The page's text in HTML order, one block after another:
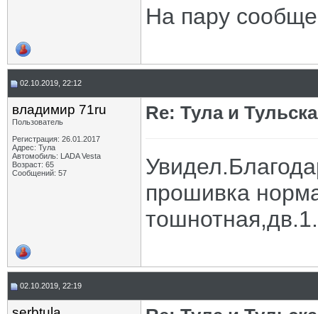
На пару
02.10.2019, 22:12
владимир 71ru
Пользователь
Регистрация: 26.01.2017
Адрес: Тула
Автомобиль: LADA Vesta
Возраст: 65
Сообщений: 57
Re: Тула и
прошивка
02.10.2019, 22:19